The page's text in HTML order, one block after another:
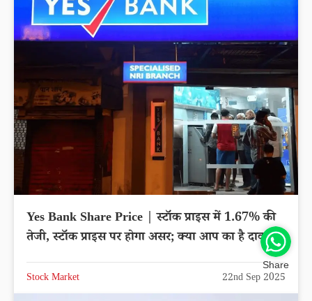
Yes Bank Share Price | स्टॉक प्राइस में 1.67% की
तेजी, स्टॉक प्राइस पर होगा असर; क्या आप का है दाव?
Stock Market 22nd Sep 2025
Share